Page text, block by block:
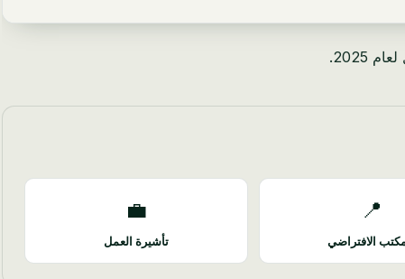
📍
الافتراضي
💼
تأشيرة العمل